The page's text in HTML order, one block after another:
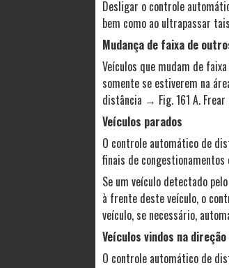
Desligar o controle
bem como ao ultrapassar
Mudança de faixa de
Veículos que mudam de
somente se estiverem na
distância → Fig. 161 A.
Veículos parados
O controle automático de
finais de congestionamentos
Se um veículo detectado
à frente deste veículo, o
veículo, se necessário,
Veículos vindos na
O controle automático de